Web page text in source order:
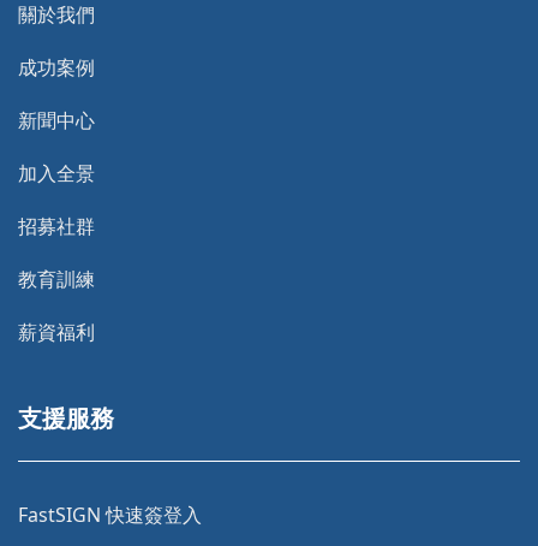
關於我們
成功案例
新聞中心
加入全景
招募社群
教育訓練
薪資福利
支援服務
FastSIGN 快速簽登入